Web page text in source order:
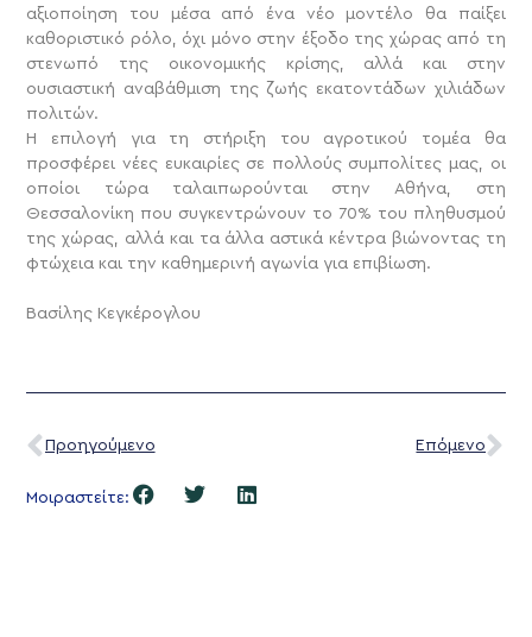
αξιοποίηση του μέσα από ένα νέο μοντέλο θα παίξει
καθοριστικό ρόλο, όχι μόνο στην έξοδο της χώρας από τη
στενωπό της οικονομικής κρίσης, αλλά και στην
ουσιαστική αναβάθμιση της ζωής εκατοντάδων χιλιάδων
πολιτών.
Η επιλογή για τη στήριξη του αγροτικού τομέα θα
προσφέρει νέες ευκαιρίες σε πολλούς συμπολίτες μας, οι
οποίοι τώρα ταλαιπωρούνται στην Αθήνα, στη
Θεσσαλονίκη που συγκεντρώνουν το 70% του πληθυσμού
της χώρας, αλλά και τα άλλα αστικά κέντρα βιώνοντας τη
φτώχεια και την καθημερινή αγωνία για επιβίωση.
Βασίλης Κεγκέρογλου
Προηγούμενο Επόμενο
Μοιραστείτε: